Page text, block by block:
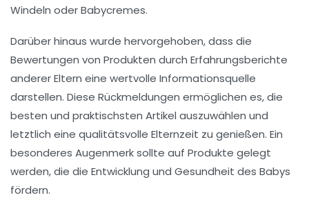
Windeln oderBabycremes.
Darüber hinaus wurde hervorgehoben, dass die
Bewertungen von Produkten durch Erfahrungsberichte
anderer Eltern eine wertvolle Informationsquelle
darstellen. Diese Rückmeldungen ermöglichen es, die
besten und praktischsten Artikel auszuwählen und
letztlich eine qualitätsvolle Elternzeit zu genießen. Ein
besonderes Augenmerk sollte auf Produkte gelegt
werden, die die Entwicklung und Gesundheit des Babys
fördern.